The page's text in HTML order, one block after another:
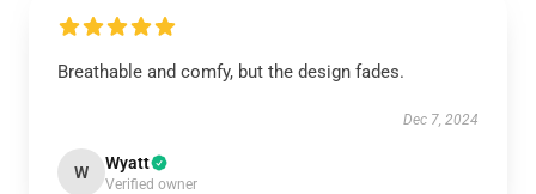
Breathable and comfy, but the design fades.
Dec 7, 2024
W Wyatt
Verified owner